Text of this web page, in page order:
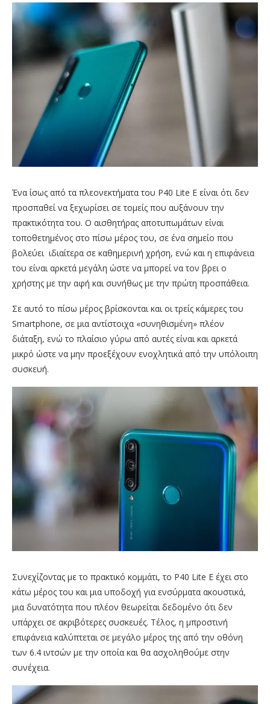
Ένα ίσως από τα πλεονεκτήματα του P40 Lite E είναι ότι δεν
προσπαθεί να ξεχωρίσει σε τομείς που αυξάνουν την
πρακτικότητα του. Ο αισθητήρας αποτυπωμάτων είναι
τοποθετημένος στο πίσω μέρος του, σε ένα σημείο που
βολεύει ιδιαίτερα σε καθημερινή χρήση, ενώ και η επιφάνεια
του είναι αρκετά μεγάλη ώστε να μπορεί να τον βρει ο
χρήστης με την αφή και συνήθως με την πρώτη προσπάθεια.
Σε αυτό το πίσω μέρος βρίσκονται και οι τρείς κάμερες του
Smartphone, σε μια αντίστοιχα «συνηθισμένη» πλέον
διάταξη, ενώ το πλαίσιο γύρω από αυτές είναι και αρκετά
μικρό ώστε να μην προεξέχουν ενοχλητικά από την υπόλοιπη
συσκευή.
Συνεχίζοντας με το πρακτικό κομμάτι, το P40 Lite E έχει στο
κάτω μέρος του και μια υποδοχή για ενσύρματα ακουστικά,
μια δυνατότητα που πλέον θεωρείται δεδομένο ότι δεν
υπάρχει σε ακριβότερες συσκευές. Τέλος, η μπροστινή
επιφάνεια καλύπτεται σε μεγάλο μέρος της από την οθόνη
των 6.4 ιντσών με την οποία και θα ασχοληθούμε στην
συνέχεια.